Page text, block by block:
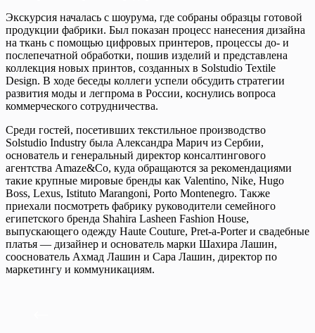
Экскурсия началась с шоурума, где собраны образцы готовой
продукции фабрики. Был показан процесс нанесения дизайна
на ткань с помощью цифровых принтеров, процессы до- и
послепечатной обработки, пошив изделий и представлена
коллекция новых принтов, созданных в Solstudio Textile
Design. В ходе беседы коллеги успели обсудить стратегии
развития моды и легпрома в России, коснулись вопроса
коммерческого сотрудничества.
Среди гостей, посетивших текстильное производство
Solstudio Industry была Александра Марич из Сербии,
основатель и генеральный директор консалтингового
агентства Amaze&Co, куда обращаются за рекомендациями
такие крупные мировые бренды как Valentino, Nike, Hugo
Boss, Lexus, Istituto Marangoni, Porto Montenegro. Также
приехали посмотреть фабрику руководители семейного
египетского бренда Shahira Lasheen Fashion House,
выпускающего одежду Haute Couture, Pret-a-Porter и свадебные
платья — дизайнер и основатель марки Шахира Лашин,
сооснователь Ахмад Лашин и Сара Лашин, директор по
маркетингу и коммуникациям.